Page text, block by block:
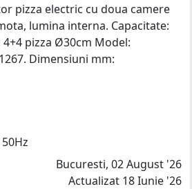
pizza electric cu doua camere
lumina interna. Capacitate:
pizza Ø30cm Model:
Dimensiuni mm:
Bucuresti, 02 August '26
Actualizat 18 Iunie '26